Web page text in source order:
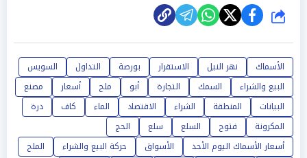
شارك
الأسماك نهر النيل الاستقرار بورصة التداول
السويس
البيع والشراء
السمك التجارة أبو ملح أسعار
مصنع
البيانات
المنطقة الشراء الاقتصاد الماء كاف
درة
المكرونة
فتوح السلع سلع
الحج
أسعار الأسماك اليوم الأحد
الأسواق حركة البيع والشراء
الملح